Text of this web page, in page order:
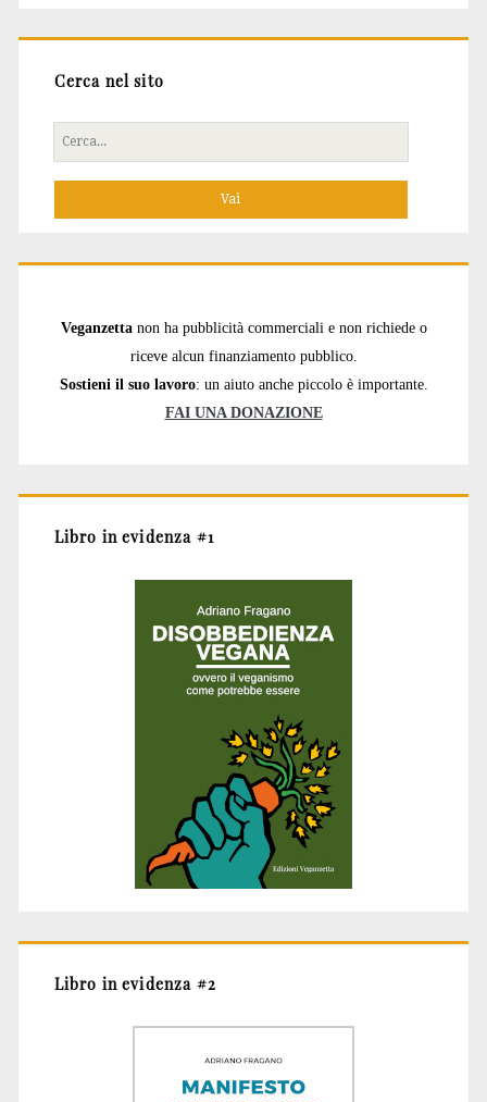
Cerca nel sito
Cerca
per:
Veganzetta non ha pubblicità commerciali e non richiede o
riceve alcun finanziamento pubblico.
Sostieni il suo lavoro: un aiuto anche piccolo è importante.
FAI UNA DONAZIONE
Libro in evidenza #1
Libro in evidenza #2